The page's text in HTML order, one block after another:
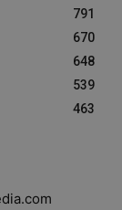
791
670
648
539
463